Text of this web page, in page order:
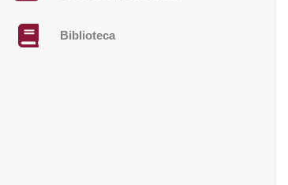
Biblioteca